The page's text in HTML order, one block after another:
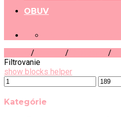
OBUV
/ / /
Filtrovanie
show blocks helper
Kategórie